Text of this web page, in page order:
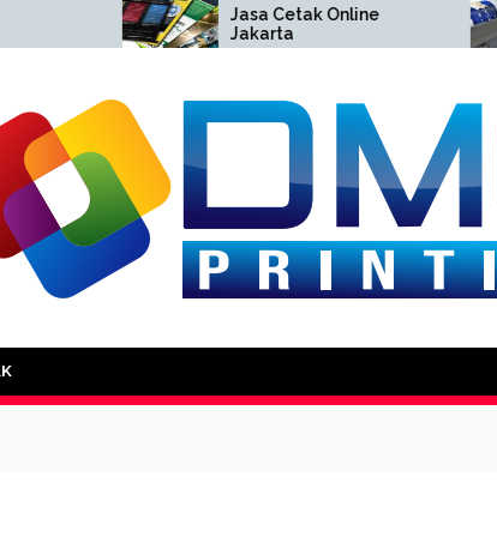
Jasa Cetak Online
Jakarta
Printing